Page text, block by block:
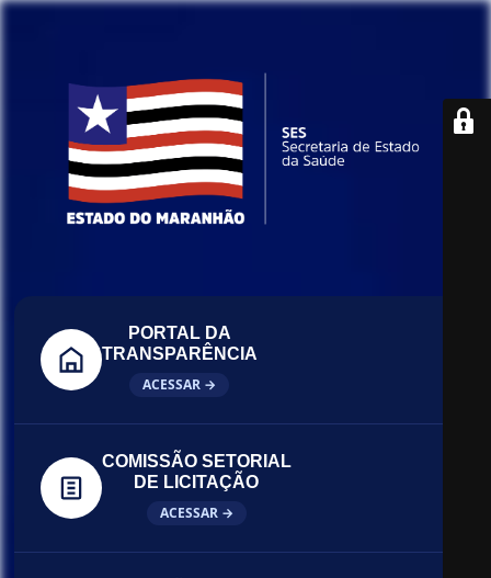
PORTAL DA
TRANSPARÊNCIA
ACESSAR →
COMISSÃO SETORIAL
DE LICITAÇÃO
ACESSAR →